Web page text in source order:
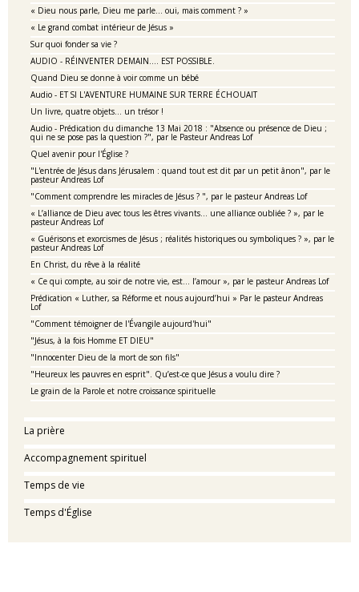
« Dieu nous parle, Dieu me parle… oui, mais comment ? »
« Le grand combat intérieur de Jésus »
Sur quoi fonder sa vie ?
AUDIO - RÉINVENTER DEMAIN.... EST POSSIBLE.
Quand Dieu se donne à voir comme un bébé
Audio - ET SI L'AVENTURE HUMAINE SUR TERRE ÉCHOUAIT
Un livre, quatre objets… un trésor !
Audio - Prédication du dimanche 13 Mai 2018 : "Absence ou présence de Dieu ;
qui ne se pose pas la question ?", par le Pasteur Andreas Lof
Quel avenir pour l'Église ?
"L'entrée de Jésus dans Jérusalem : quand tout est dit par un petit ânon", par le
pasteur Andreas Lof
"Comment comprendre les miracles de Jésus ? ", par le pasteur Andreas Lof
« L’alliance de Dieu avec tous les êtres vivants... une alliance oubliée ? », par le
pasteur Andreas Lof
« Guérisons et exorcismes de Jésus ; réalités historiques ou symboliques ? », par le
pasteur Andreas Lof
En Christ, du rêve à la réalité
« Ce qui compte, au soir de notre vie, est... l’amour », par le pasteur Andreas Lof
Prédication « Luther, sa Réforme et nous aujourd’hui » Par le pasteur Andreas
Lof
"Comment témoigner de l'Évangile aujourd'hui"
"Jésus, à la fois Homme ET DIEU"
"Innocenter Dieu de la mort de son fils"
"Heureux les pauvres en esprit". Qu’est-ce que Jésus a voulu dire ?
Le grain de la Parole et notre croissance spirituelle
La prière
Accompagnement spirituel
Temps de vie
Temps d'Église